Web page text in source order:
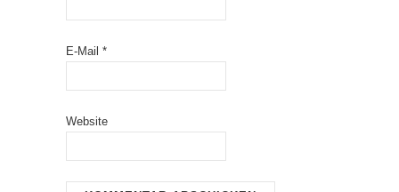
E-Mail *
Website